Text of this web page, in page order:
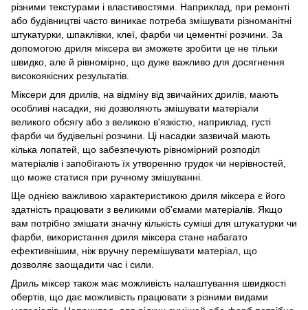
різними текстурами і властивостями. Наприклад, при ремонті
або будівництві часто виникає потреба змішувати різноманітні
штукатурки, шпаклівки, клеї, фарби чи цементні розчини. За
допомогою дриля міксера ви зможете зробити це не тільки
швидко, але й рівномірно, що дуже важливо для досягнення
високоякісних результатів.
Міксери для дрилів, на відміну від звичайних дрилів, мають
особливі насадки, які дозволяють змішувати матеріали
великого обсягу або з великою в'язкістю, наприклад, густі
фарби чи будівельні розчини. Ці насадки зазвичай мають
кілька лопатей, що забезпечують рівномірний розподіл
матеріалів і запобігають їх утворенню грудок чи нерівностей,
що може статися при ручному змішуванні.
Ще однією важливою характеристикою дриля міксера є його
здатність працювати з великими об'ємами матеріалів. Якщо
вам потрібно змішати значну кількість суміші для штукатурки чи
фарби, використання дриля міксера стане набагато
ефективнішим, ніж вручну перемішувати матеріал, що
дозволяє заощадити час і сили.
Дриль міксер також має можливість налаштування швидкості
обертів, що дає можливість працювати з різними видами